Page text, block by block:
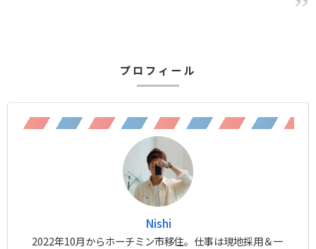
プロフィール
Nishi
2022年10月からホーチミン市移住。仕事は現地採用＆一